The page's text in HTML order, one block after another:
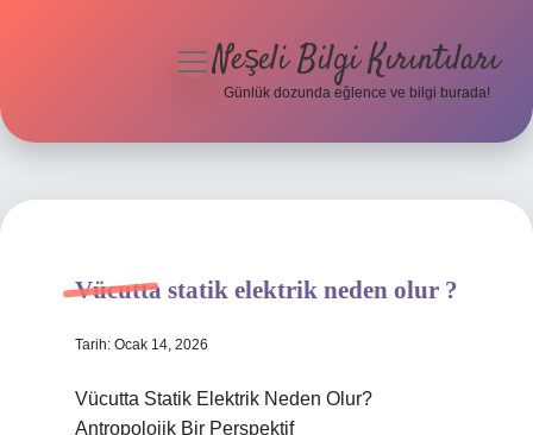
Hakkımızda
menüyüNeşeli Bilgi Kırıntıları
Günlük dozunda eğlence ve bilgi burada!
Vücutta statik elektrik neden olur ?
Tarih: Ocak 14, 2026
Vücutta Statik Elektrik Neden Olur?
Antropolojik Bir Perspektif